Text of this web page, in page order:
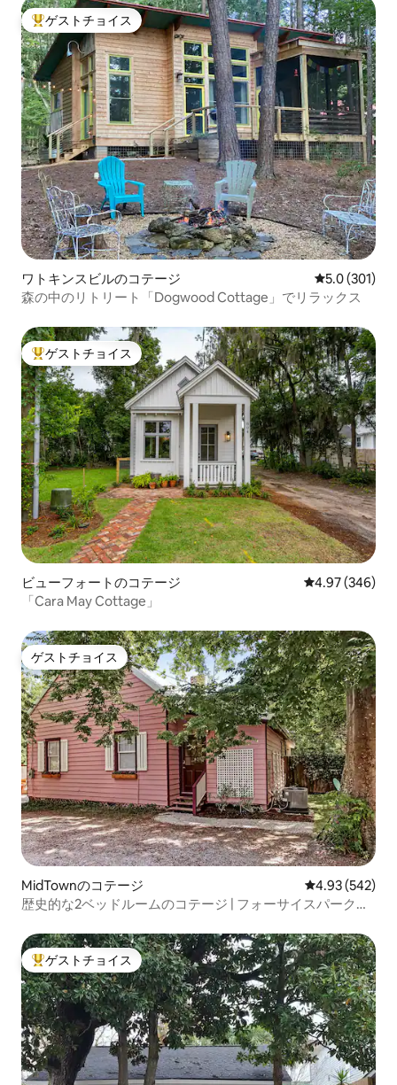
大好評のゲストチョイスです。
ゲストチョイス
ワトキンスビルのコテージ レビュー301
5.0 (301)
森の中のリトリート「Dogwood Cottage」でリラックス
大好評のゲストチョイスです。
ゲストチョイス
ビューフォートのコテージ レビュー346
4.97 (346)
「Cara May Cottage」
ゲストチョイス
ゲストチョイス
MidTownのコテージ レビュー542
4.93 (542)
歴史的な2ベッドルームのコテージ | フォーサイスパークま
大好評のゲストチョイスです。
ゲストチョイス